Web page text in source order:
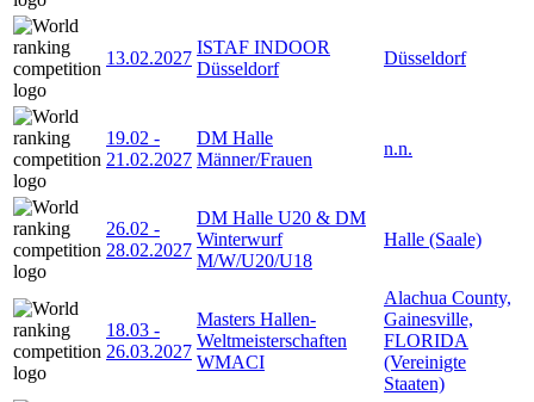
13.02.2027
ISTAF INDOOR
Düsseldorf
Düsseldorf
19.02 -
21.02.2027
DM Halle
Männer/Frauen
n.n.
26.02 -
28.02.2027
DM Halle U20 & DM
Winterwurf
M/W/U20/U18
Halle (Saale)
18.03 -
26.03.2027
Masters Hallen-
Weltmeisterschaften
WMACI
Alachua County,
Gainesville,
FLORIDA
(Vereinigte
Staaten)